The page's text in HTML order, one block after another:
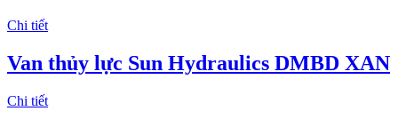
Chi tiết
Van thủy lực Sun Hydraulics DMBD XAN
Chi tiết